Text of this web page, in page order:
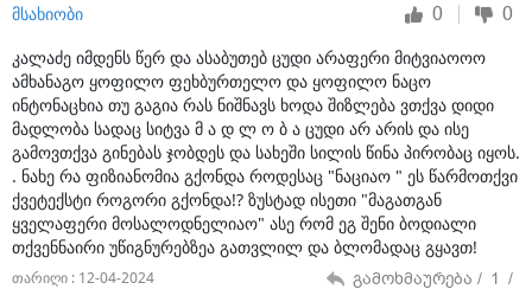
სიახლე არ მითქვამს, ფაქტი აღვნიშნე და ნებისმიერ
არის. მე უბრალოდ თავს მივეცი უფლება, მესაუბრა
როინ ქოჩორაშვილზე, იქიდან გამომდინარე, რომ ის
არის პოლიტიკოსი და კონკრეტული პოლიტიკური
პარტიის წევრი. მე ის გამიკვირდა, საერთოდ რომ არ
დაწერეს და თქვეს, რომ გიორგი ქოჩორაშვილი
„ნაციაო“, თითქოს ეს ვთქვი. ამის მკადრებლებიც
არიან, ყველაფერს იკადრებენ. შესაბამისად,
საზოგადოება ყველაფერს შეაფასებს, ყველაფრის
ანალიზს გააკეთებს. კიდევ ერთხელ ვიმეორებ, ნახეთ,
როგორი კამპანია მიმდინარეობს. თქვენ ვერ
მსახიობი 0 0
კალაძე იმდენს წერ და ასაბუთებ ცუდი არაფერი მიტვიაოოო
ამხანაგო ყოფილო ფეხბურთელო და ყოფილო ნაცო
ინტონაცხია თუ გაგია რას ნიშნავს ხოდა შიზლება ვთქვა დიდი
მადლობა სადაც სიტვა მ ა დ ლ ო ბ ა ცუდი არ არის და ისე
გამოვთქვა გინებას ჯობდეს და სახეში სილის წინა პირობაც იყოს.
. ნახე რა ფიზიანომია გქონდა როდესაც "ნაციაო " ეს წარმოთქვი
ქვეტექსტი როგორი გქონდა!? ზუსტად ისეთი "მაგათგან
ყველაფერი მოსალოდნელიაო" ასე რომ ეგ შენი ბოდიალი
თქვენნაირი უწიგნურებზეა გათვლილ და ბლომადაც გყავთ!
თარიღი : 12-04-2024 გამოხმაურება / 1 /